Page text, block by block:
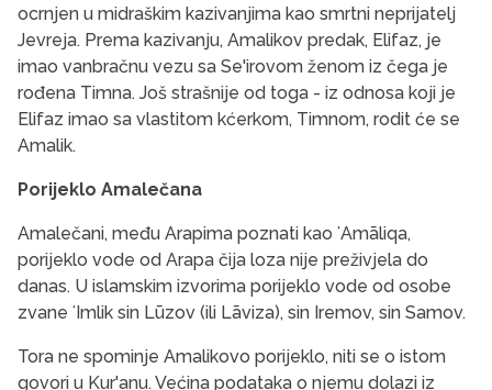
ocrnjen u midraškim kazivanjima kao smrtni neprijatelj
Jevreja. Prema kazivanju, Amalikov predak, Elifaz, je
imao vanbračnu vezu sa Se'irovom ženom iz čega je
rođena Timna. Još strašnije od toga - iz odnosa koji je
Elifaz imao sa vlastitom kćerkom, Timnom, rodit će se
Amalik.
Porijeklo Amalečana
Amalečani, među Arapima poznati kao ʻAmāliqa,
porijeklo vode od Arapa čija loza nije preživjela do
danas. U islamskim izvorima porijeklo vode od osobe
zvane ʻImlik sin Lūzov (ili Lāviza), sin Iremov, sin Samov.
Tora ne spominje Amalikovo porijeklo, niti se o istom
govori u Kur'anu. Većina podataka o njemu dolazi iz